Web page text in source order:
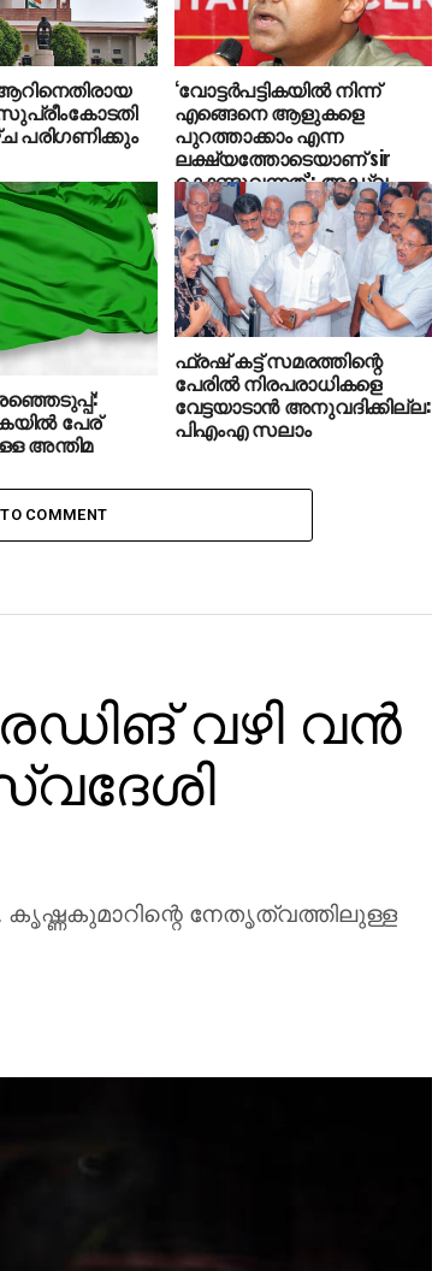
പരിഗണിക്കും
‘വോട്ടര്‍പട്ടികയില്‍ നിന്ന്
എങ്ങെനെ ആളുകളെ
പുറത്താക്കാം എന്ന
ലക്ഷ്യത്തോടെയാണ് sir
കൊണ്ടുവന്നത്’: അഡ്വ.
ഹാരിസ് ബീരാൻ എംപി
പേര്
അന്തിമ
ഫ്രഷ് കട്ട് സമരത്തിന്റെ
പേരില്‍ നിരപരാധികളെ
വേട്ടയാടാന്‍ അനുവദിക്കില്ല:
പിഎംഎ സലാം
COMMENT
വഴി വന്‍
സ്വദേശി
നേതൃത്വത്തിലുള്ള